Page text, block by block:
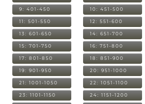
9: 401-450 10: 451-500
11: 501-550 12: 551-600
13: 601-650 14: 651-700
15: 701-750 16: 751-800
17: 801-850 18: 851-900
19: 901-950 20: 951-1000
21: 1001-1050 22: 1051-1100
23: 1101-1150 24: 1151-1200